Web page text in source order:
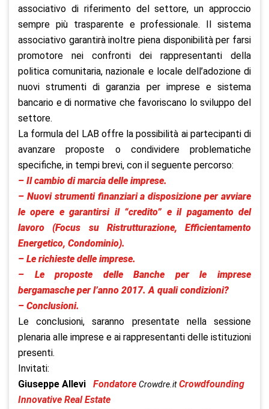
associativo di riferimento del settore, un approccio
sempre più trasparente e professionale. Il sistema
associativo garantirà inoltre piena disponibilità per farsi
promotore nei confronti dei rappresentanti della
politica comunitaria, nazionale e locale dell’adozione di
nuovi strumenti di garanzia per imprese e sistema
bancario e di normative che favoriscano lo sviluppo del
settore.
La formula del LAB offre la possibilità ai partecipanti di
avanzare proposte o condividere problematiche
specifiche, in tempi brevi, con il seguente percorso:
– Il cambio di marcia delle imprese.
– Nuovi strumenti finanziari a disposizione per avviare
le opere e garantirsi il “credito” e il pagamento del
lavoro (Focus su Ristrutturazione, Efficientamento
Energetico, Condominio).
– Le richieste delle imprese.
– Le proposte delle Banche per le imprese
bergamasche per l’anno 2017. A quali condizioni?
– Conclusioni.
Le conclusioni, saranno presentate nella sessione
plenaria alle imprese e ai rappresentanti delle istituzioni
presenti.
Invitati:
Giuseppe Allevi
Fondatore Crowdre.itCrowdfounding
Innovative Real Estate